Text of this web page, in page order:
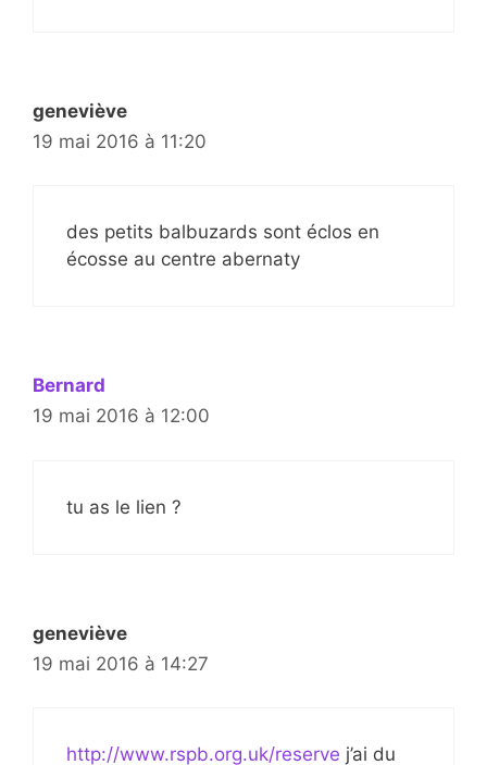
geneviève
19 mai 2016 à 11:20
des petits balbuzards sont éclos en
écosse au centre abernaty
Bernard
19 mai 2016 à 12:00
tu as le lien ?
geneviève
19 mai 2016 à 14:27
http://www.rspb.org.uk/reserve j’ai du